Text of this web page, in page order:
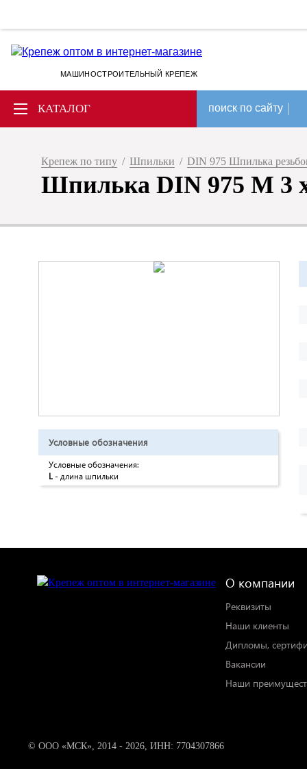
МАШИНОСТРОИТЕЛЬНЫЙ КРЕПЕЖ
КАТАЛОГ поиск по сайту
Крепеж по типу / Шпильки / DIN 975 Шпилька
Шпилька DIN 975 М 3
Условные обозначения
Условные обозначения:
L - длина шпильки
О компании
Реквизиты
Наши клиенты
Дипломы,
Вакансии
Наши
© ООО «МСК», 2014 - 2026, ИНН: 7704307866